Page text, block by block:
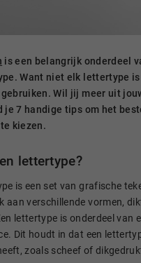
is een belangrijk onderdeel
Want niet elk lettertype is
Wil jij meer uit
je 7 handige tips om het
kiezen.
lettertype?
is een set van grafische
aan verschillende vormen,
lettertype is onderdeel van
Dit houdt in dat een
zoals scheef of